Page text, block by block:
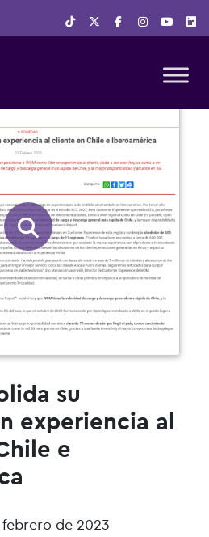
su
experiencia al
e
de 2023